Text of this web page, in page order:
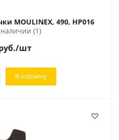
Лопатка для хлебопечки MOULINEX, 490, HP016
(1)
/шт
В корзину